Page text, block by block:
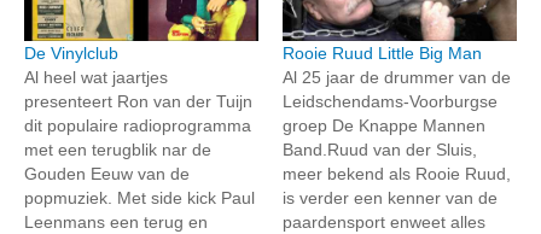
De Vinylclub
Al heel wat jaartjes
presenteert Ron van der Tuijn
dit populaire radioprogramma
met een terugblik nar de
Gouden Eeuw van de
popmuziek. Met side kick Paul
Leenmans een terug en
Rooie Ruud Little Big Man
Al 25 jaar de drummer van de
Leidschendams-Voorburgse
groep De Knappe Mannen
Band.Ruud van der Sluis,
meer bekend als Rooie Ruud,
is verder een kenner van de
paardensport enweet alles